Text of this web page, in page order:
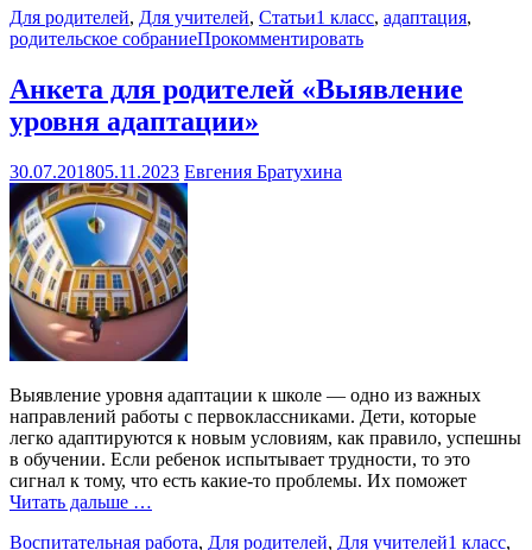
Для родителей, Для учителей, Статьи1 класс, адаптация,
родительское собраниеПрокомментировать
Анкета для родителей «Выявление
уровня адаптации»
30.07.201805.11.2023 Евгения Братухина
Выявление уровня адаптации к школе — одно из важных
направлений работы с первоклассниками. Дети, которые
легко адаптируются к новым условиям, как правило, успешны
в обучении. Если ребенок испытывает трудности, то это
сигнал к тому, что есть какие-то проблемы. Их поможет
Читать дальше …
Воспитательная работа, Для родителей, Для учителей1 класс,